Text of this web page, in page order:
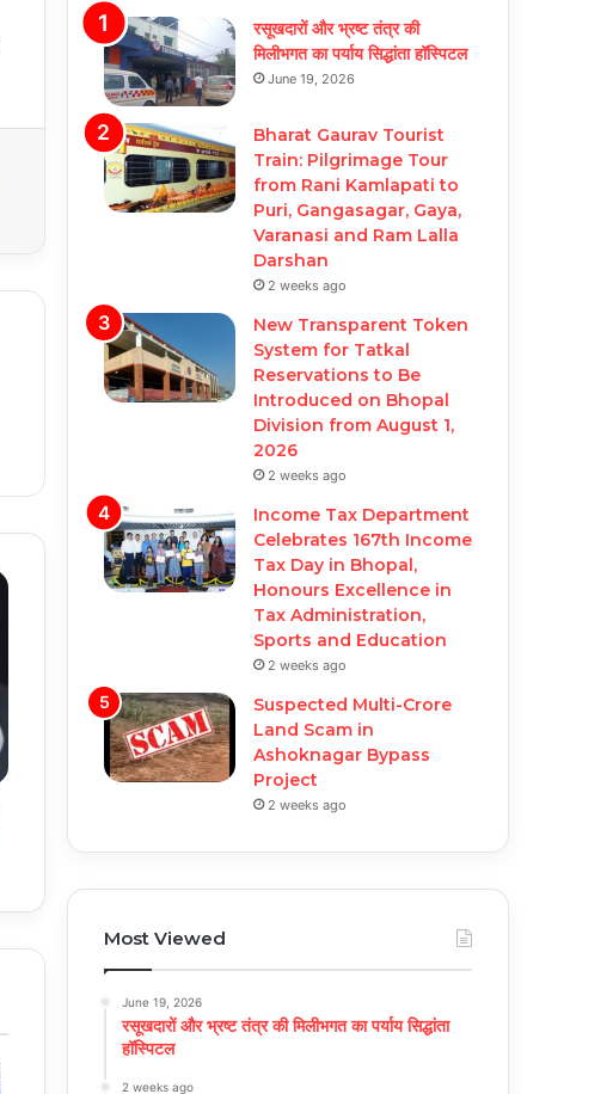
रसूखदारों और भ्रष्ट तंत्र की
मिलीभगत का पर्याय सिद्धांता हॉस्पिटल
June 19, 2026
Bharat Gaurav Tourist
Train: Pilgrimage Tour
from Rani Kamlapati to
Puri, Gangasagar, Gaya,
Varanasi and Ram Lalla
Darshan
2 weeks ago
New Transparent Token
System for Tatkal
Reservations to Be
Introduced on Bhopal
Division from August 1,
2026
2 weeks ago
Income Tax Department
Celebrates 167th Income
Tax Day in Bhopal,
Honours Excellence in
Tax Administration,
Sports and Education
2 weeks ago
Suspected Multi-Crore
Land Scam in
Ashoknagar Bypass
Project
2 weeks ago
Most Viewed
June 19, 2026
रसूखदारों और भ्रष्ट तंत्र की मिलीभगत का पर्याय सिद्धांता
हॉस्पिटल
2 weeks ago